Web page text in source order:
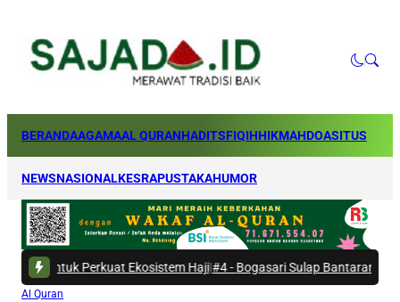
BERANDAAGAMAAL QURANHADITSFIQIHHIKMAHDOASITUS
NEWSNASIONALKESRAPUSTAKAHUMOR
Perkuat Ekosistem Haji|#4 -Bogasari Sulap Bantaran Kali Kresek Jadi
Al Quran